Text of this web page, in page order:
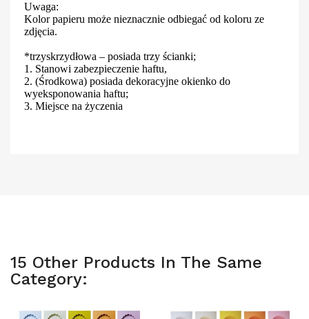
Uwaga:
Kolor papieru może nieznacznie odbiegać od koloru ze
zdjęcia.
*trzyskrzydłowa – posiada trzy ścianki;
1. Stanowi zabezpieczenie haftu,
2. (Środkowa) posiada dekoracyjne okienko do
wyeksponowania haftu;
3. Miejsce na życzenia
15 Other Products In The Same
Category: